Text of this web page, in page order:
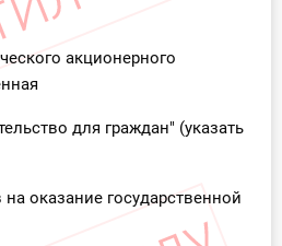
акционерного
для граждан" (указать
оказание государственной